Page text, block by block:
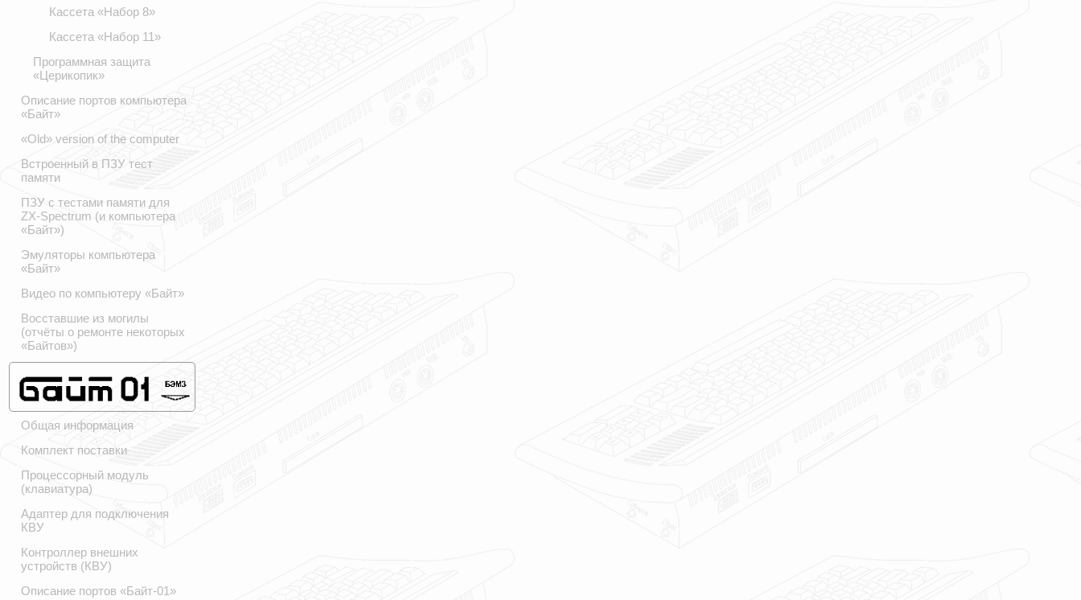
Кассета «Набор 8»
Кассета «Набор 11»
Программная защита
«Церикопик»
Описание портов компьютера
«Байт»
«Old» version of the computer
Встроенный в ПЗУ тест
памяти
ПЗУ с тестами памяти для
ZX-Spectrum (и компьютера
«Байт»)
Эмуляторы компьютера
«Байт»
Видео по компьютеру «Байт»
Восставшие из могилы
(отчёты о ремонте некоторых
«Байтов»)
Общая информация
Комплект поставки
Процессорный модуль
(клавиатура)
Адаптер для подключения
КВУ
Контроллер внешних
устройств (КВУ)
Описание портов «Байт-01»